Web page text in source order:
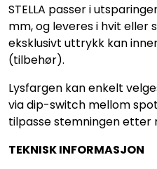
STELLA passer i
mm, og leveres i hvit eller
eksklusivt uttrykk kan
(tilbehør).
Lysfargen kan enkelt
via dip-switch mellom
tilpasse stemningen etter
TEKNISK INFORMASJON